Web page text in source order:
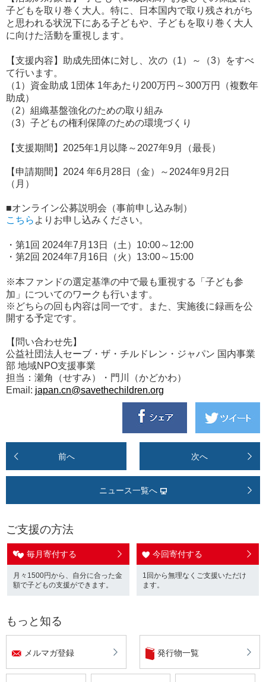
子どもを取り巻く大人。特に、日本国内で取り残されがち
と思われる状況下にある子どもや、子どもを取り巻く大人
に向けた活動を重視します。
【支援内容】助成先団体に対し、次の（1）～（3）をすべ
て行います。
（1）資金助成 1団体 1年あたり 200万円～300万円
（複数年
助成）
（2）組織基盤強化のための取り組み
（3）子どもの権利保障のための環境づくり
【支援期間】 2025年1月以降～2027年9月（最長）
【申請期間】2024 年6月 28日（金）～2024年9月2日
（月）
■オンライン公募説明会（事前申し込み制）
こちら よりお申し込みください。
・第1回 2024年7月13日（土）10:00～12:00
・第2回 2024年7月16日（火）13:00～15:00
※本ファンドの選定基準の中で最も重視する「子ども参
加」についてのワークも行います。
※どちらの回も内容は同一です。また、実施後に録画を公
開する予定です。
【問い合わせ先】
公益社団法人セーブ・ザ・チルドレン・ジャパン 国内事業
部 地域NPO支援事業
担当：瀬角（せすみ）・門川（かどかわ）
Email: japan.cn@savethechildren.org
前へ 次へ
ニュース一覧へ
ご支援の方法
毎月寄付する
月々1500円から、自分に合った金
額で子どもの支援ができます。
今回寄付する
1回から無理なくご支援いただけ
ます。
もっと知る
メルマガ登録 発行物一覧